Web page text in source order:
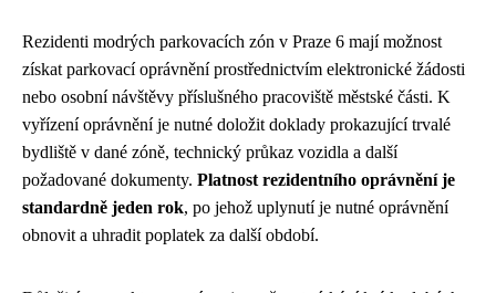
Rezidenti modrých parkovacích zón v Praze 6 mají možnost
získat parkovací oprávnění prostřednictvím elektronické žádosti
nebo osobní návštěvy příslušného pracoviště městské části. K
vyřízení oprávnění je nutné doložit doklady prokazující trvalé
bydliště v dané zóně, technický průkaz vozidla a další
požadované dokumenty. Platnost rezidentního oprávnění je
standardně jeden rok, po jehož uplynutí je nutné oprávnění
obnovit a uhradit poplatek za další období.